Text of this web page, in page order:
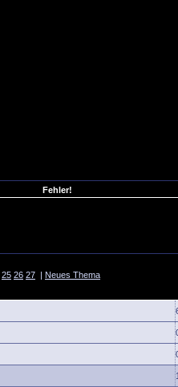
Fehler!
25 26 27 | Neues Thema
1